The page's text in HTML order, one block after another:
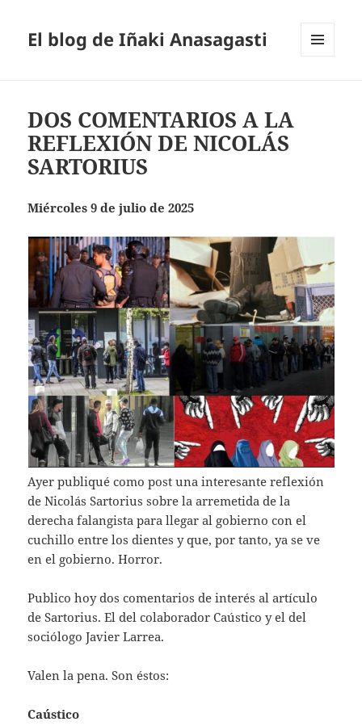
El blog de Iñaki Anasagasti
DOS COMENTARIOS A LA
REFLEXIÓN DE NICOLÁS
SARTORIUS
Miércoles 9 de julio de 2025
Ayer publiqué como post una interesante reflexión
de Nicolás Sartorius sobre la arremetida de la
derecha falangista para llegar al gobierno con el
cuchillo entre los dientes y que, por tanto, ya se ve
en el gobierno. Horror.
Publico hoy dos comentarios de interés al artículo
de Sartorius. El del colaborador Caústico y el del
sociólogo Javier Larrea.
Valen la pena. Son éstos:
Caústico